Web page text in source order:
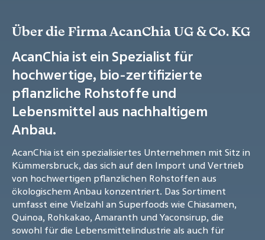
Über die Firma AcanChia UG & Co. KG
AcanChia ist ein Spezialist für
hochwertige, bio-zertifizierte
pflanzliche Rohstoffe und
Lebensmittel aus nachhaltigem
Anbau.
AcanChia ist ein spezialisiertes Unternehmen mit Sitz in
Kümmersbruck, das sich auf den Import und Vertrieb
von hochwertigen pflanzlichen Rohstoffen aus
ökologischem Anbau konzentriert. Das Sortiment
umfasst eine Vielzahl an Superfoods wie Chiasamen,
Quinoa, Rohkakao, Amaranth und Yaconsirup, die
sowohl für die Lebensmittelindustrie als auch für